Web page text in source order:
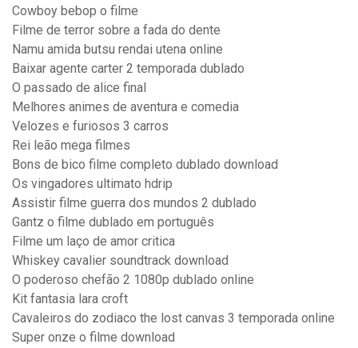
Cowboy bebop o filme
Filme de terror sobre a fada do dente
Namu amida butsu rendai utena online
Baixar agente carter 2 temporada dublado
O passado de alice final
Melhores animes de aventura e comedia
Velozes e furiosos 3 carros
Rei leão mega filmes
Bons de bico filme completo dublado download
Os vingadores ultimato hdrip
Assistir filme guerra dos mundos 2 dublado
Gantz o filme dublado em português
Filme um laço de amor critica
Whiskey cavalier soundtrack download
O poderoso chefão 2 1080p dublado online
Kit fantasia lara croft
Cavaleiros do zodiaco the lost canvas 3 temporada online
Super onze o filme download